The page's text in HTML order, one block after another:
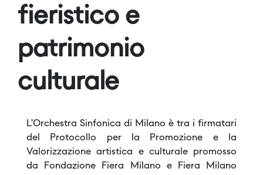
fieristico e
patrimonio
culturale
L’Orchestra Sinfonica di Milano è tra i firmatari
del Protocollo per la Promozione e la
Valorizzazione artistica e culturale promosso
da Fondazione Fiera Milano e Fiera Milano